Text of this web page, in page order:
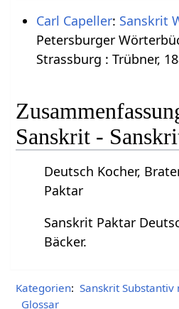
Carl Capeller: Sanskrit
Petersburger
Strassburg : Trübner,
Sanskrit -
Deutsch Kocher,
Paktar
Sanskrit Paktar
Bäcker.
Kategorien: Sanskrit Substantiv
Glossar